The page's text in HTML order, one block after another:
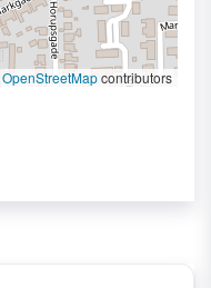
OpenStreetMapcontributors